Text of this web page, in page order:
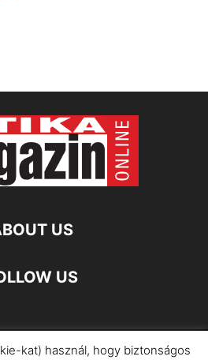
US
US
Adatkezelési Információ
kat) használ, hogy biztonságos